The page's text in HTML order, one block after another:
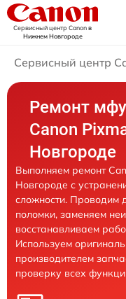
Сервисный центр Canonв
Нижнем Новгороде
Сервисный центр
Ремонт мфу
Canon
Новгороде
Выполняем ремонт
Новгороде с
сложности. Проводим
поломки, заменяем
восстанавливаем
Используем
производителем
проверку всех